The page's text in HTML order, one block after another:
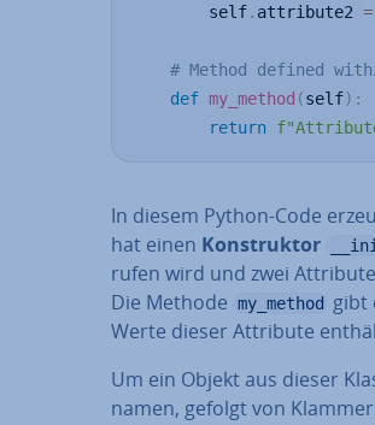
        self
. attribute2 =
# Method defined
def my_method (self) :
return
In diesem Python-Code
hat einen Kon­struk­tor
ru­fen wird und zwei
Die Methode my_method
gibt
Werte dieser Attribute
Um ein Objekt aus dieser
na­men, gefolgt von